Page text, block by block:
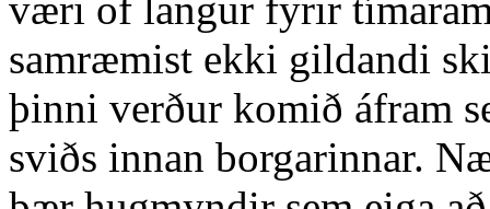
samræmist ekki gildandi
þinni verður komið áfram
sviðs innan borgarinnar.